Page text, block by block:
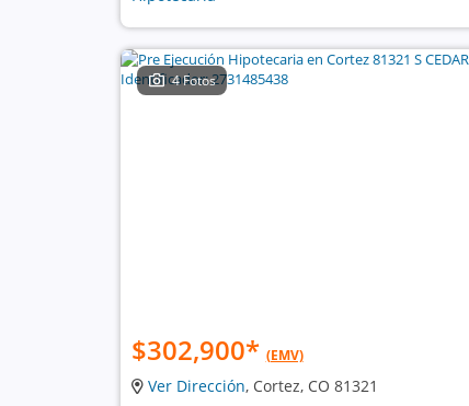
4 Fotos
$302,900* (EMV)
Ver Dirección, Cortez, CO 81321